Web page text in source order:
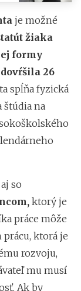
je možné
žiaka
formy
26
spĺňa fyzická
štúdia na
so
ktorý je
práce môže
ktorá je
rozvoju,
mu musí
Ak by